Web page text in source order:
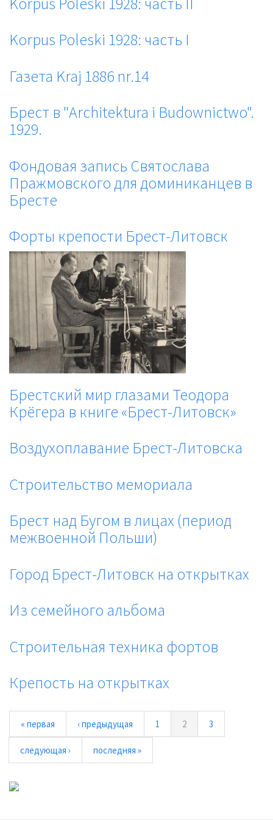
Korpus Poleski 1928: часть I
Газета Kraj 1886 nr.14
Брест в "Architektura i Budownictwo".
1929.
Фондовая запись Святослава
Пражмовского для доминиканцев в
Бресте
Форты крепости Брест-Литовск
Брестский мир глазами Теодора
Крёгера в книге «Брест-Литовск»
Воздухоплавание Брест-Литовска
Строительство мемориала
Брест над Бугом в лицах (период
межвоенной Польши)
Город Брест-Литовск на открытках
Из семейного альбома
Строительная техника фортов
Крепость на открытках
« первая ‹ предыдущая 1 2 3
следующая › последняя »